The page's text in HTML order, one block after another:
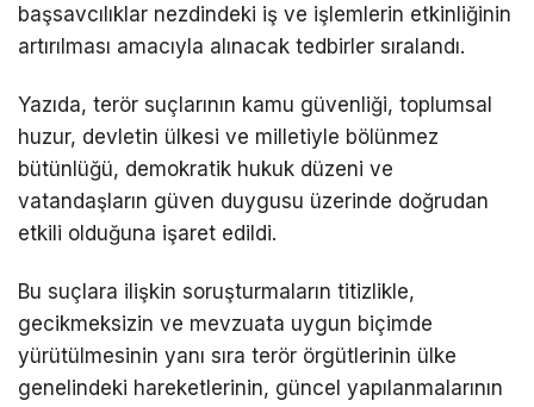
başsavcılıklar nezdindeki iş ve işlemlerin etkinliğinin
artırılması amacıyla alınacak tedbirler sıralandı.
Yazıda, terör suçlarının kamu güvenliği, toplumsal
huzur, devletin ülkesi ve milletiyle bölünmez
bütünlüğü, demokratik hukuk düzeni ve
vatandaşların güven duygusu üzerinde doğrudan
etkili olduğuna işaret edildi.
Bu suçlara ilişkin soruşturmaların titizlikle,
gecikmeksizin ve mevzuata uygun biçimde
yürütülmesinin yanı sıra terör örgütlerinin ülke
genelindeki hareketlerinin, güncel yapılanmalarının